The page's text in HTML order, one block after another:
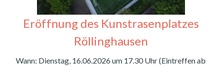
Eröffnung des Kunstrasenplatzes
Röllinghausen
Wann: Dienstag, 16.06.2026 um 17.30 Uhr (Eintreffen ab